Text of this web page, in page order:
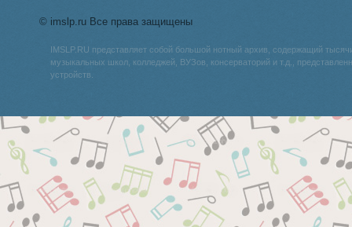
© imslp.ru Все права защищены
IMSLP.RU представляет собой большой нотный архив, содержащий
музыкальных школ, колледжей, ВУЗов, консерваторий и т.д.,
устройств.